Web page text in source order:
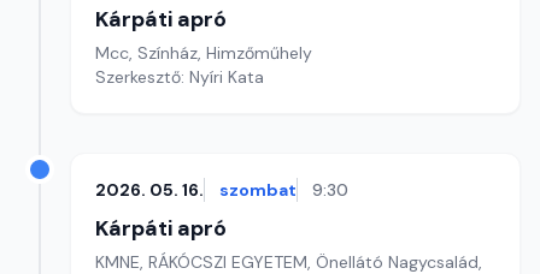
Kárpáti apró
Mcc, Színház, Himzőműhely
Szerkesztő: Nyíri Kata
2026. 05. 16. szombat 9:30
Kárpáti apró
KMNE, RÁKÓCSZI EGYETEM, Önellátó Nagycsalád,